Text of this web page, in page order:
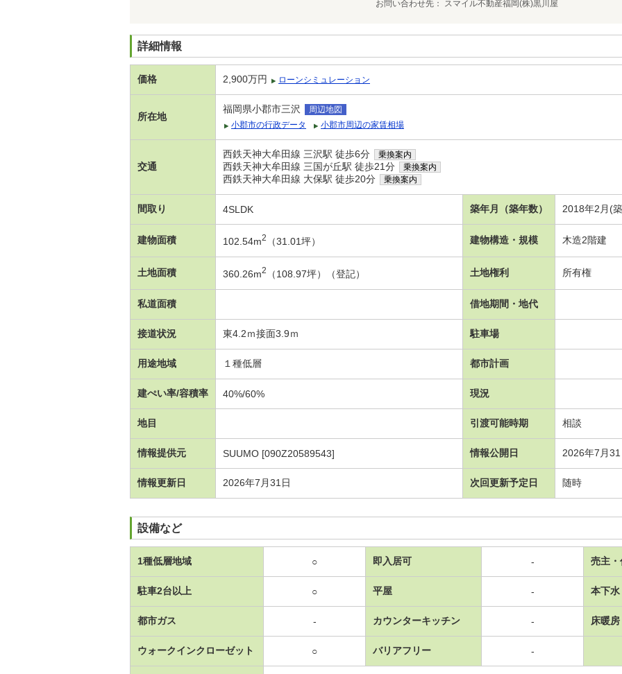
お問い合わせ先 スマイル不動産福岡(株)黒川屋
詳細情報
価格 2,900万円 ローンシミュレーション
所在地
福岡県小郡市三沢
周辺地図
小郡市の行政データ
小郡市周辺の家賃相場
交通
西鉄天神大牟田線 三沢駅 徒歩6分 乗換案内
西鉄天神大牟田線 三国が丘駅 徒歩21分 乗換案内
西鉄天神大牟田線 大保駅 徒歩20分 乗換案内
間取り 4SLDK 築年月（築年数） 2018年2月(
建物面積 102.54m2 （31.01坪） 建物構造・規模 木造2階建
土地面積 360.26m2 （108.97坪）（登記） 土地権利 所有権
私道面積 借地期間・地代
接道状況 東4.2ｍ接面3.9ｍ 駐車場
用途地域 １種低層 都市計画
建ぺい率/容積率 40%/60% 現況
地目 引渡可能時期 相談
情報提供元 SUUMO [090Z20589543] 情報公開日 2026年7月
情報更新日 2026年7月31日 次回更新予定日 随時
設備など
1種低層地域 ○ 即入居可 - 売主・
駐車2台以上 ○ 平屋 - 本下水
都市ガス - カウンターキッチン - 床暖房
ウォークインクローゼット ○ バリアフリー -